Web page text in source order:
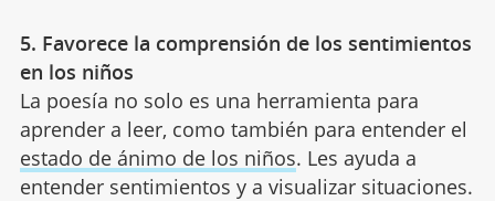
5. Favorece la comprensión de los sentimientos
en los niños
La poesía no solo es una herramienta para
aprender a leer, como también para entender el
estado de ánimo de los niños. Les ayuda a
entender sentimientos y a visualizar situaciones.